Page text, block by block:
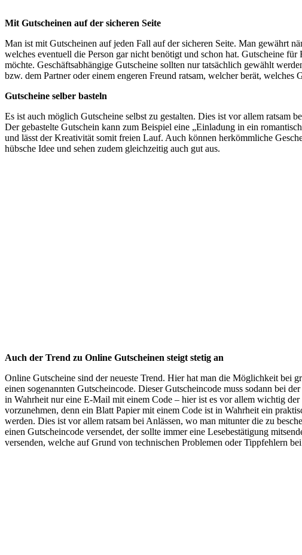
Mit Gutscheinen auf der sicheren Seite
Man ist mit Gutscheinen auf jeden Fall auf der sicheren Seite. Man gewährt
welches eventuell die Person gar nicht benötigt und schon hat. Gutscheine
möchte. Geschäftsabhängige Gutscheine sollten nur tatsächlich gewählt
bzw. dem Partner oder einem engeren Freund ratsam, welcher berät, welches
Gutscheine selber basteln
Es ist auch möglich Gutscheine selbst zu gestalten. Dies ist vor allem ratsam
Der gebastelte Gutschein kann zum Beispiel eine „Einladung in ein
und lässt der Kreativität somit freien Lauf. Auch können herkömmliche
hübsche Idee und sehen zudem gleichzeitig auch gut aus.
Auch der Trend zu Online Gutscheinen steigt stetig an
Online Gutscheine sind der neueste Trend. Hier hat man die Möglichkeit bei
einen sogenannten Gutscheincode. Dieser Gutscheincode muss sodann bei
in Wahrheit nur eine E-Mail mit einem Code – hier ist es vor allem wichtig
vorzunehmen, denn ein Blatt Papier mit einem Code ist in Wahrheit ein
werden. Dies ist vor allem ratsam bei Anlässen, wo man mitunter die zu
einen Gutscheincode versendet, der sollte immer eine Lesebestätigung
versenden, welche auf Grund von technischen Problemen oder Tippfehlern